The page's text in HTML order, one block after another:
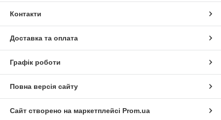
Контакти
Доставка та оплата
Графік роботи
Повна версія сайту
Сайт створено на маркетплейсі Prom.ua